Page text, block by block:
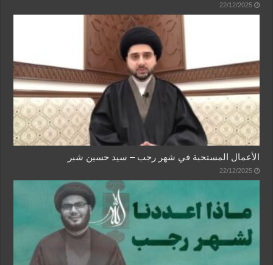
22/12/2025
الأعمال المستحبة في شهر رجب – سيد حسين شبر
22/12/2025